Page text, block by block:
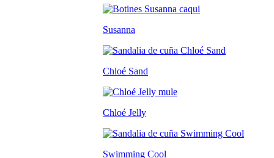
Susanna
Chloé Sand
Chloé Jelly
Swimming Cool